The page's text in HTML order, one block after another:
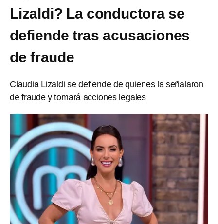
Lizaldi? La conductora se
defiende tras acusaciones
de fraude
Claudia Lizaldi se defiende de quienes la señalaron
de fraude y tomará acciones legales